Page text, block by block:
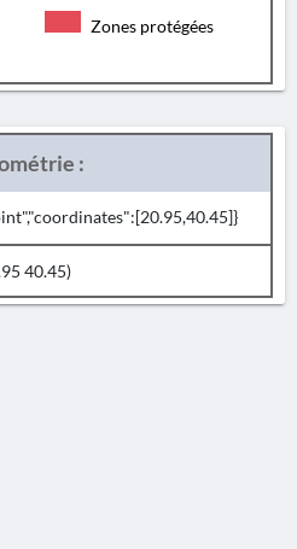
Zones protégées
:
40.45)